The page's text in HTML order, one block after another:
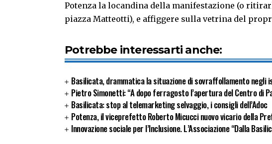
Potenza la locandina della manifestazione (o
piazza Matteotti), e affiggere sulla vetrina del
Potrebbe interessarti anche:
Basilicata, drammatica la situazione di sovraffollamento
Pietro Simonetti: “A dopo ferragosto l’apertura del Centro di
Basilicata: stop al telemarketing selvaggio, i consigli dell’Adoc
Potenza, il viceprefetto Roberto Micucci nuovo vicario della
Innovazione sociale per l’Inclusione. L’Associazione “Dalla